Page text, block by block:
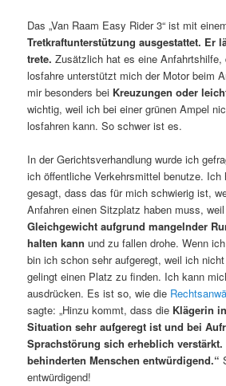
Das „Van Raam Easy Rider 3“ ist mit
Tretkraftunterstützung ausgestattet. Er
trete. Zusätzlich hat es eine
losfahre unterstützt mich der Motor beim
mir besonders bei Kreuzungen oder
wichtig, weil ich bei einer grünen Ampel
losfahren kann. So schwer ist es.
In der Gerichtsverhandlung wurde ich
ich öffentliche Verkehrsmittel benutze. Ich
gesagt, dass das für mich schwierig ist,
Anfahren einen Sitzplatz haben muss,
Gleichgewicht aufgrund mangelnder
halten kannund zu fallen drohe. Wenn
bin ich schon sehr aufgeregt, weil ich
gelingt einen Platz zu finden. Ich kann
ausdrücken. Es ist so, wie die
sagte: „Hinzu kommt, dass die Klägerin
Situation sehr aufgeregt ist und bei
Sprachstörung sich erheblich verstärkt.
behinderten Menschen entwürdigend.“
entwürdigend!